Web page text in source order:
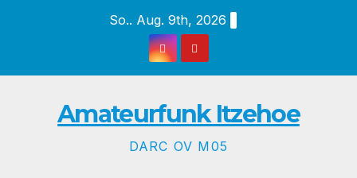
So.. Aug. 9th, 2026
Amateurfunk Itzehoe
DARC OV M05